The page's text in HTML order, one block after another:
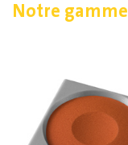
Notre gamme